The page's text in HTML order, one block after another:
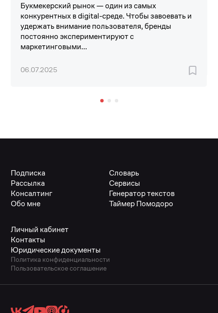
Букмекерский рынок — один из самых
конкурентных в digital-среде. Чтобы завоевать и
удержать внимание пользователя, бренды
постоянно экспериментируют с
маркетинговыми...
06.07.2025
Подписка
Рассылка
Консалтинг
Обо мне
Словарь
Сервисы
Генератор текстов
Таймер Помодоро
Личный кабинет
Контакты
Юридические документы
Политика конфиденциальности
Пользовательское соглашение